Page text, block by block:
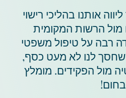
אותנו בהליכי רישוי
מול הרשות המקומית
רבה על טיפול משפטי
שחסך לנו לא מעט כסף,
מול הפקידים. מומלץ
בחום!